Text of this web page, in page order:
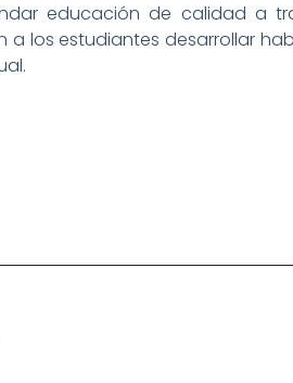
educación de calidad a
a los estudiantes desarrollar